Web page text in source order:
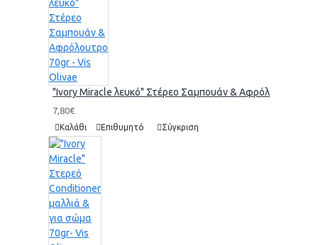
"Ivory Miracle λευκό" Στέρεο Σαμπουάν & Αφρόλουτρο
7,80€
Καλάθι Επιθυμητό Σύγκριση